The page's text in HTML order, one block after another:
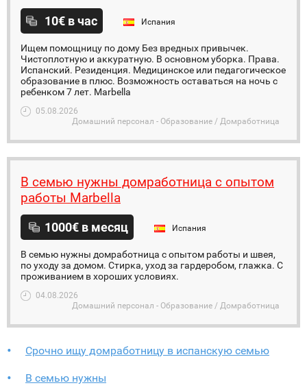
10€ в час Испания
Ищем помощницу по дому Без вредных привычек.
Чистоплотную и аккуратную. В основном уборка. Права.
Испанский. Резиденция. Медицинское или педагогическое
образование в плюс. Возможность оставаться на ночь с
ребенком 7 лет. Marbella
05.08.2026
Домашний персонал - Образование / Домработница
В семью нужны домработница с опытом
работы Marbella
1000€ в месяц Испания
В семью нужны домработница с опытом работы и швея,
по уходу за домом. Стирка, уход за гардеробом, глажка. С
проживанием в хороших условиях.
04.08.2026
Домашний персонал - Образование / Домработница
Срочно ищу домработницу в испанскую семью
В семью нужны